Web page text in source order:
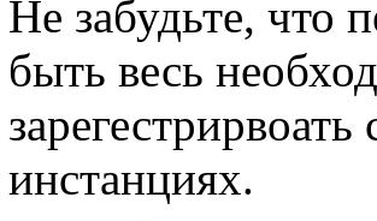
Не забудьте, что
быть весь
инстанциях.